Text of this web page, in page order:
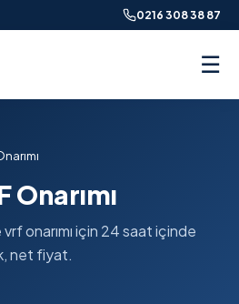
0216 308 38 87
☰
Onarımı
onarımı için 24 saat içinde
net fiyat.